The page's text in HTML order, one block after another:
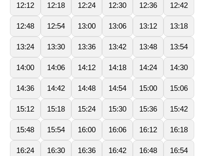
12:12 12:18 12:24 12:30 12:36 12:42
12:48 12:54 13:00 13:06 13:12 13:18
13:24 13:30 13:36 13:42 13:48 13:54
14:00 14:06 14:12 14:18 14:24 14:30
14:36 14:42 14:48 14:54 15:00 15:06
15:12 15:18 15:24 15:30 15:36 15:42
15:48 15:54 16:00 16:06 16:12 16:18
16:24 16:30 16:36 16:42 16:48 16:54